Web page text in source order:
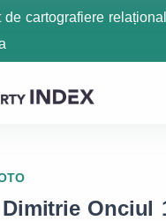
de cartografiere
Onciul